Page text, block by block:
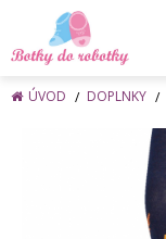
ÚVOD DOPLNKY